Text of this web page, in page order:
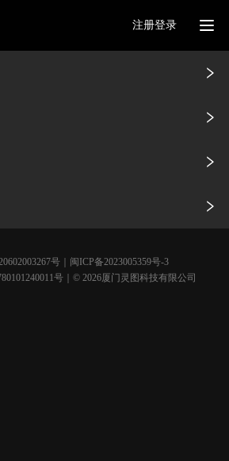
注册登录
号
闽ICP备2023005359号-3
号｜© 2026厦门灵图科技有限公司